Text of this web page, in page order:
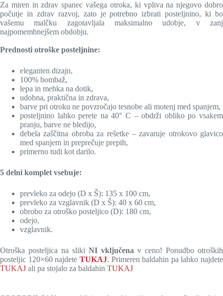
Za miren in zdrav spanec vašega otroka, ki vpliva na njegovo dobro
počutje in zdrav razvoj, zato je potrebno izbrati posteljnino, ki bo
vašemu malčku zagotavljala maksimalno udobje, v zanj
najpomembnejšem obdobju.
Prednosti otroške posteljnine:
eleganten dizajn,
100% bombaž,
lepa in mehka na dotik,
udobna, praktična in zdrava,
barve pri otroku ne povzročajo tesnobe ali motenj med spanjem,
posteljnino lahko perete na 40° C –obdrži obliko po vsakem
pranju, barve ne bledijo,
debela zaščitna obroba za rešetke –zavaruje otrokovo glavico
med spanjem in preprečuje prepih,
primerno tudi kot darilo.
5 delni komplet vsebuje:
prevleko za odejo (D x Š): 135 x 100 cm,
prevleko za vzglavnik (D x Š): 40 x 60 cm,
obrobo za otroško posteljico (D): 180 cm,
odejo,
vzglavnik.
Otroška posteljica na sliki NI vključena v ceno! Ponudbo otroških
posteljic 120×60najdete TUKAJ. Primeren baldahin pa lahko najdete
TUKAJ ali pa stojalo za baldahin TUKAJ